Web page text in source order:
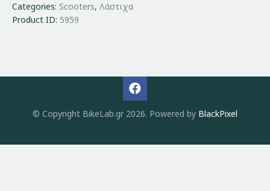
Categories: Scooters, Λάστιχα
Product ID: 5959
© Copyright BikeLab.gr 2026. Powered by BlackPixel